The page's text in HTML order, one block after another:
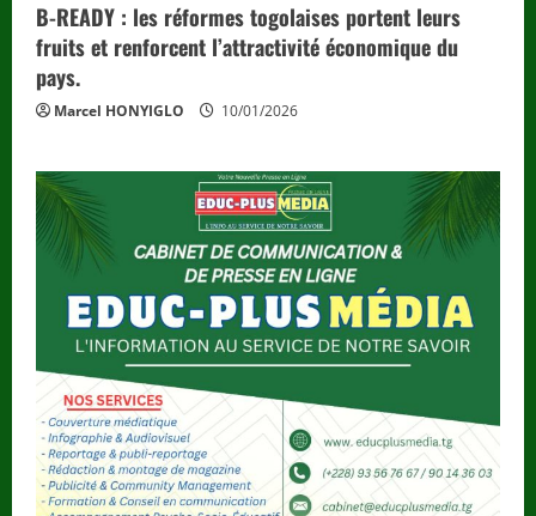
B-READY : les réformes togolaises portent leurs
fruits et renforcent l’attractivité économique du
pays.
Marcel HONYIGLO 10/01/2026